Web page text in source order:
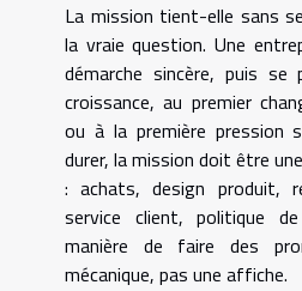
La mission tient-elle sans
la vraie question. Une
démarche sincère, puis se
croissance, au premier
ou à la première pression
durer, la mission doit être
: achats, design produit,
service client, politique
manière de faire des
mécanique, pas une affiche.